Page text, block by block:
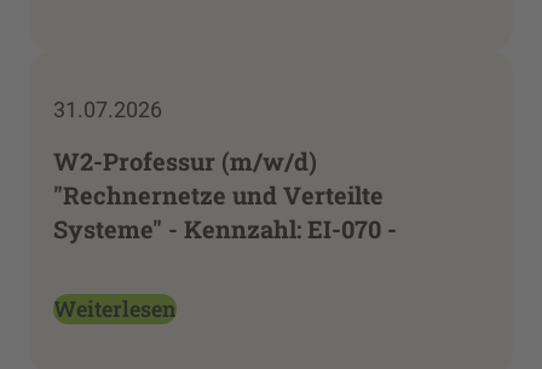
31.07.2026
W2-Professur (m/w/d)
"Rechnernetze und Verteilte
Systeme" - Kennzahl: EI-070 -
Weiterlesen